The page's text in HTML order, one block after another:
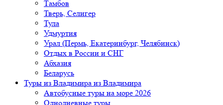
Тамбов
Тверь, Селигер
Тула
Удмуртия
Урал (Пермь, Екатеринбург, Челябинск)
Отдых в России и СНГ
Абхазия
Беларусь
Туры из Владимира из Владимира
Автобусные туры на море 2026
Однодневные туры